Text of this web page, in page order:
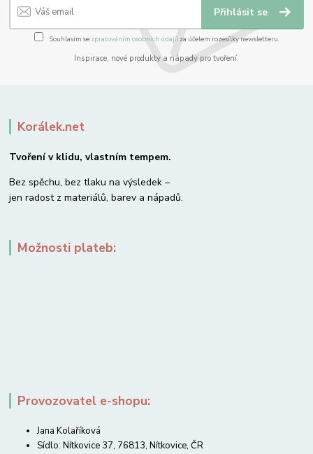
Přihlásit se
Souhlasím se zpracováním osobních údajůza účelem rozesílky newsletteru.
Inspirace, nové produkty a nápady pro tvoření.
Korálek.net
Tvoření v klidu, vlastním tempem.
Bez spěchu, bez tlaku na výsledek –
jen radost z materiálů, barev a nápadů.
Možnosti plateb:
Provozovatel e-shopu:
Jana Kolaříková
Sídlo: Nítkovice 37, 76813, Nítkovice, ČR